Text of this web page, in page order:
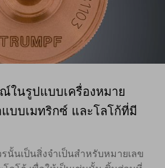
ในรูปแบบเครื่องหมาย
บบเมทริกซ์ และโลโก้ที่มี
นั้นเป็นสิ่งจำเป็นสำหรับหมายเลข